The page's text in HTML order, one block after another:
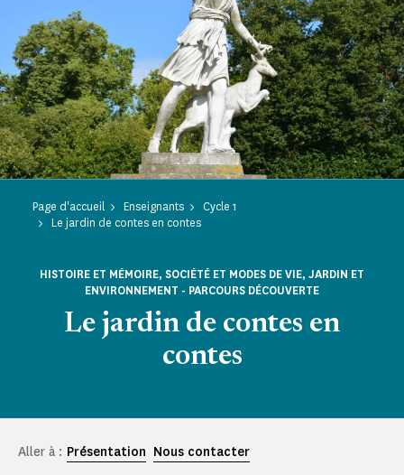
Page d'accueil Enseignants
Cycle 1
Le jardin de contes en contes
Le jardin de contes en
contes
HISTOIRE ET MÉMOIRE, SOCIÉTÉ ET MODES DE VIE, JARDIN ET
ENVIRONNEMENT - PARCOURS DÉCOUVERTE
Aller à : Présentation Nous contacter